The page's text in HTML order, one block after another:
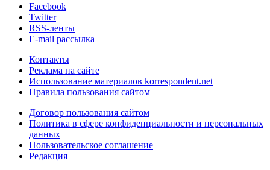
Facebook
Twitter
RSS-ленты
E-mail рассылка
Контакты
Реклама на сайте
Использование материалов korrespondent.net
Правила пользования сайтом
Договор пользования сайтом
Политика в сфере конфиденциальности и персональных
данных
Пользовательское соглашение
Редакция